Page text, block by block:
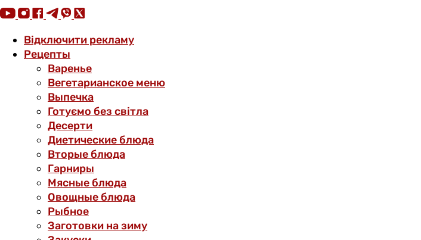
Відключити рекламу
Рецепты
Варенье
Вегетарианское меню
Выпечка
Готуємо без світла
Десерти
Диетические блюда
Вторые блюда
Гарниры
Мясные блюда
Овощные блюда
Рыбное
Заготовки на зиму